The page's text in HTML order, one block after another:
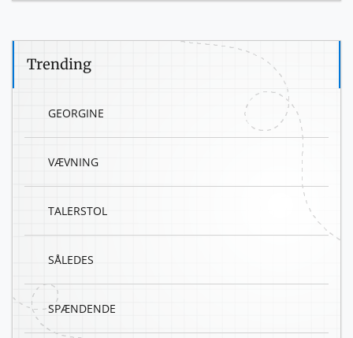
Trending
GEORGINE
VÆVNING
TALERSTOL
SÅLEDES
SPÆNDENDE